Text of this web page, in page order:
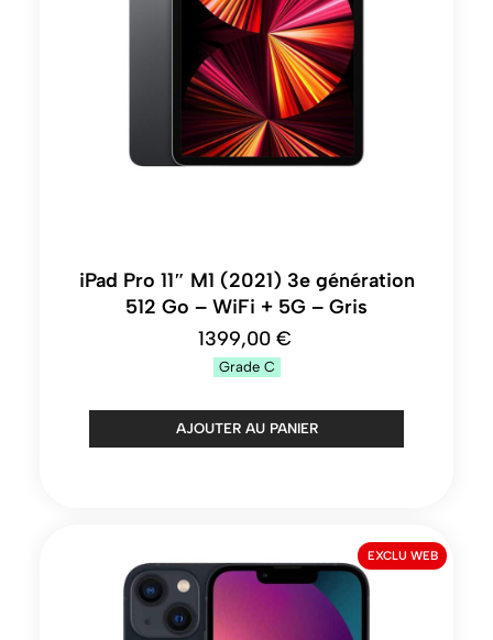
iPad Pro 11″ M1 (2021) 3e génération
512 Go – WiFi + 5G – Gris
1399,00 €
Grade C
AJOUTER AU PANIER
EXCLU WEB